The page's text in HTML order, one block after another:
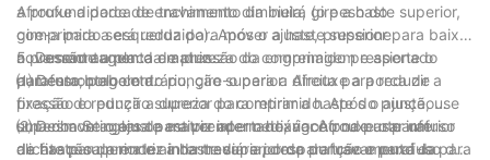
a profundidade de enchimento diminuirá (o peso do
comprimido será reduzido). Após o ajuste, pressione
novamente a placa de pressão da engrenagem e aperte o
parafuso borboleta.
Afrouxe a porca de travamento da biela, gire a haste superior,
gire-a para a esquerda para mover a haste superior para baixo,
a pressão aumenta e a dureza do comprimido pressionado
aumenta; pelo contrário, gire-o para a direita para reduzir a
pressão e reduzir a dureza do comprimido. Após o ajuste, use
uma chave inglesa para prender o hexágono na parte inferior
da haste superior e ainda travar a porca de travamento da
5. Desmontagem da matriz
⑴ Desmontagem do punção superior: Afrouxe a porca de
fixação do punção superior para retirar a haste do punção
superior. Se o ajuste estiver apertado, você pode usar um
alicate para prender a haste superior do punção e puxá-la para
⑵ Desmontagem da matriz intermediária: Afrouxe o parafuso
de fixação da matriz intermediária, desparafuse o parafuso de